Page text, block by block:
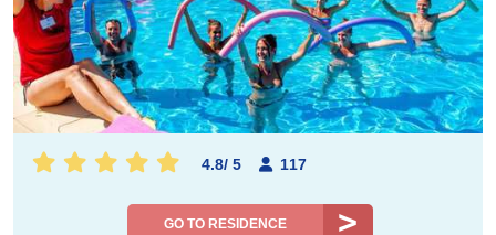
4.8/ 5 117
GO TO RESIDENCE